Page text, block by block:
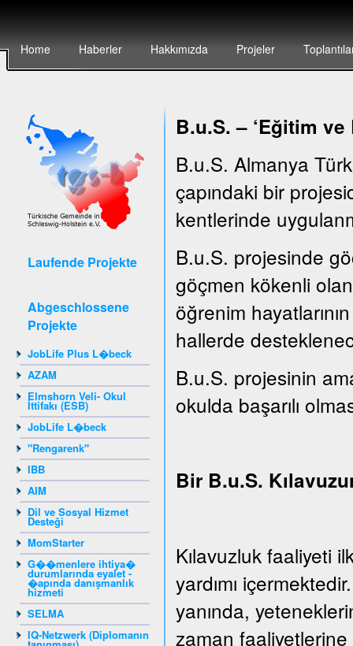
Home Haberler Hakkımızda Projeler
Laufende Projekte
Abgeschlossene
Projekte
JobLife Plus L�beck
AZAM
Elmshorn Veli- Okul
İttifakı (ESB)
JobLife L�beck
"Rengarenk"
IBB
AIM
Dil ve Sosyal Hizmet
Desteği
MomStarter
G��menlere ihtiya�
durumlarında eyalet -
�apında danışmanlık
hizmeti
SELMA
IQ-Netzwerk (Diplomanın
B.u.S. – ‘Eğitim ve
B.u.S. Almanya
çapındaki bir
kentlerinde
B.u.S. projesinde
göçmen kökenli
öğrenim
hallerde
B.u.S. projesinin
okulda başarılı
Bir B.u.S.
Kılavuzluk faaliyeti
yardımı
yanında,
zaman faaliyetlerine